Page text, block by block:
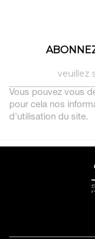
Vous pouvez vous
pour cela nos
d'utilisation du site.